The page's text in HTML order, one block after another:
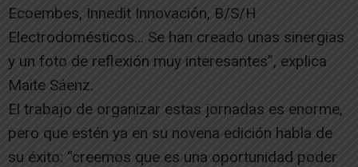
Ecoembes, Innedit Innovación, B/S/H
Electrodomésticos… Se han creado unas sinergias
y un foto de reflexión muy interesantes”, explica
Maite Sáenz.
El trabajo de organizar estas jornadas es enorme,
pero que estén ya en su novena edición habla de
su éxito: “creemos que es una oportunidad poder